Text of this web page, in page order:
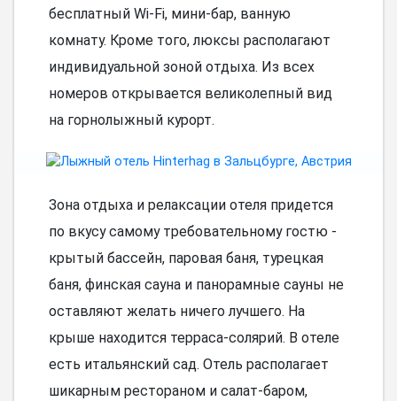
бесплатный Wi-Fi, мини-бар, ванную
комнату. Кроме того, люксы располагают
индивидуальной зоной отдыха. Из всех
номеров открывается великолепный вид
на горнолыжный курорт.
Зона отдыха и релаксации отеля придется
по вкусу самому требовательному гостю -
крытый бассейн, паровая баня, турецкая
баня, финская сауна и панорамные сауны не
оставляют желать ничего лучшего. На
крыше находится терраса-солярий. В отеле
есть итальянский сад. Отель располагает
шикарным рестораном и салат-баром,